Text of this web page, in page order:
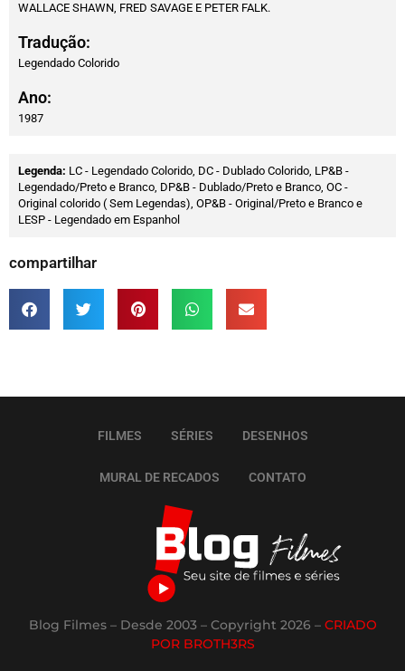
WALLACE SHAWN, FRED SAVAGE E PETER FALK.
Tradução:
Legendado Colorido
Ano:
1987
Legenda: LC - Legendado Colorido, DC - Dublado Colorido, LP&B -
Legendado/Preto e Branco, DP&B - Dublado/Preto e Branco, OC -
Original colorido ( Sem Legendas), OP&B - Original/Preto e Branco e
LESP - Legendado em Espanhol
compartilhar
FILMES SÉRIES DESENHOS
MURAL DE RECADOS CONTATO
Blog Filmes – Desde 2003 – Copyright 2026 – CRIADO
POR BROTH3RS